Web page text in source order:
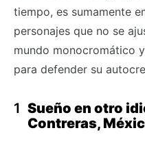
tiempo, es sumamente
personajes que no se
mundo monocromático
para defender su
Sueño en otro
Contreras,